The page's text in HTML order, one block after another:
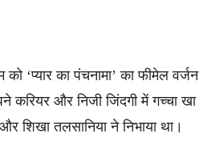
‘प्यार का पंचनामा’ का फीमेल वर्जन
करियर और निजी जिंदगी में गच्चा खा
शिखा तलसानिया ने निभाया था।